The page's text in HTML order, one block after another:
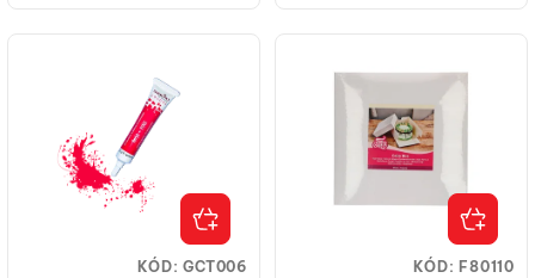
KÓD:GCT006 KÓD: F80110